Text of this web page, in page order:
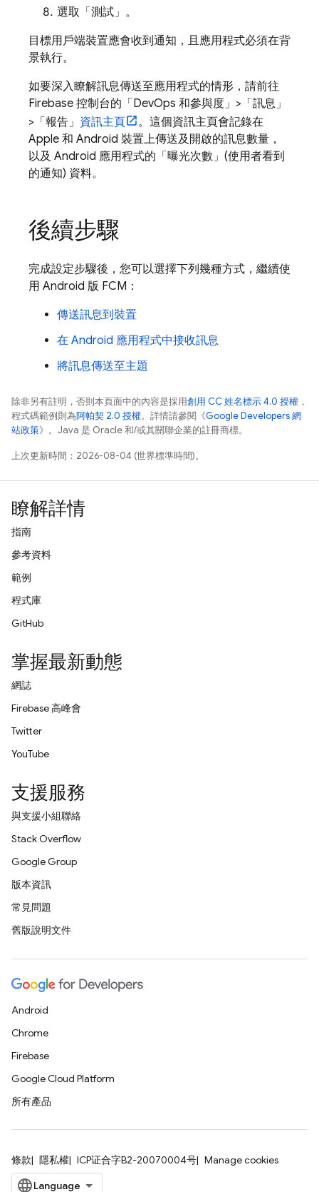
選取「測試」 。
目標用戶端裝置應會收到通知，且應用程式必須在背
景執行。
如要深入瞭解訊息傳送至應用程式的情形，請前往
Firebase 控制台的「DevOps 和參與度」 >「訊息」
>「報告」 資訊主頁
。這個資訊主頁會記錄在
Apple 和 Android 裝置上傳送及開啟的訊息數量，
以及 Android 應用程式的「曝光次數」(使用者看到
的通知) 資料。
後續步驟
完成設定步驟後，您可以選擇下列幾種方式，繼續使
用 Android 版 FCM ：
傳送訊息到裝置
在 Android 應用程式中接收訊息
將訊息傳送至主題
除非另有註明，否則本頁面中的內容是採用創用 CC 姓名標示 4.0 授權 ，
程式碼範例則為阿帕契 2.0 授權。詳情請參閱《Google Developers 網
站政策》。Java 是 Oracle 和/或其關聯企業的註冊商標。
上次更新時間：2026-08-04 (世界標準時間)。
瞭解詳情
指南
參考資料
範例
程式庫
GitHub
掌握最新動態
網誌
Firebase 高峰會
Twitter
YouTube
支援服務
與支援小組聯絡
Stack Overflow
Google Group
版本資訊
常見問題
舊版說明文件
Android
Chrome
Firebase
Google Cloud Platform
所有產品
條款 隱私權 ICP证合字B2-20070004号 Manage cookies